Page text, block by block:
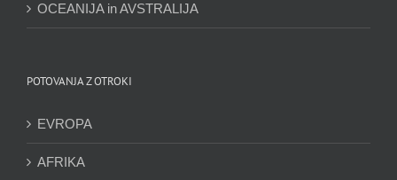
OCEANIJA in AVSTRALIJA
POTOVANJA Z OTROKI
EVROPA
AFRIKA